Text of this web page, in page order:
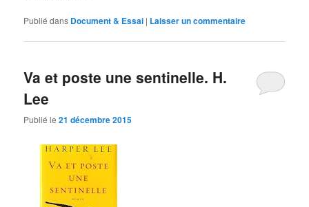
Publié dans Document & Essai | Laisser un commentaire
Va et poste une sentinelle. H.
Lee
Publié le21 décembre 2015